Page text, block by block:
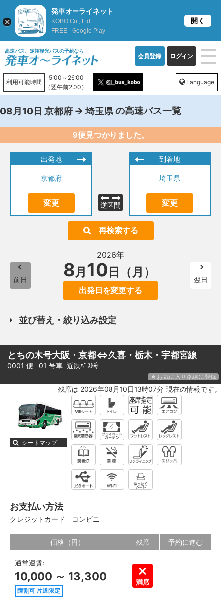
高速バス、定期観光バスの予約なら
会員登録 ログイン
利用可能時間
5:00～26:00
（翌午前2:00）
Language
08月10日 京都府 → 埼玉県の高速バス一覧
9便見つかりました。
出発地
京都府
変更 逆区間
到着地
埼玉県
変更
再検索する
前日
2026年
8月 10 日（月）
出発日を変更する
翌日
並び替え・絞り込み設定
とちの木号大阪・京都⇔久喜・栃木・宇都宮線
0001 便 01 号車 近鉄ﾊﾞｽ㈱
★お気に入り路線に登録
残席は 2026年08月10日13時07分 現在の情報です。
シートマップ
お支払い方法
クレジットカード コンビニ
価格（円） 残席 予約に進む
通常運賃:
10,000 ～ 13,300
障割可 片道限定
満席
発車オーライネット
KOBO Co., Ltd.
FREE - Google Play
開く